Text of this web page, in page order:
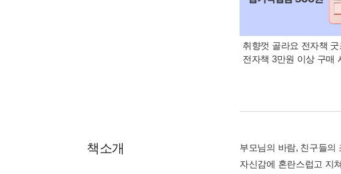
취향껏 골라요 전자책
전자책 3만원 이상 구매
책소개
부모님의 바람, 친구들의
자신감에 혼란스럽고 지